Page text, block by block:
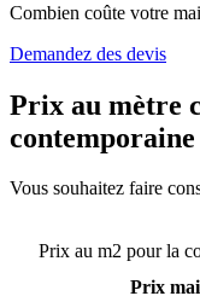
Combien coûte votre
Demandez des devis
Prix au mètre
contemporaine
Vous souhaitez faire
Prix au m2 pour la
Prix